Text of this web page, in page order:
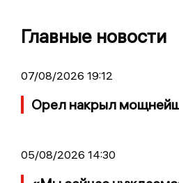
Главные новости
07/08/2026 19:12
Орел накрыл
05/08/2026 14:30